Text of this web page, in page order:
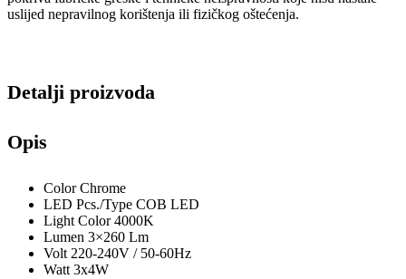
uslijed nepravilnog korištenja ili fizičkog oštećenja.
Detalji proizvoda
Opis
Color Chrome
LED Pcs./Type COB LED
Light Color 4000K
Lumen 3×260 Lm
Volt 220-240V / 50-60Hz
Watt 3x4W